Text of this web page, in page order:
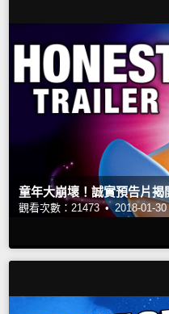
童年大崩壞！誠實預告片
觀看次數：21473 • 2018-01-30